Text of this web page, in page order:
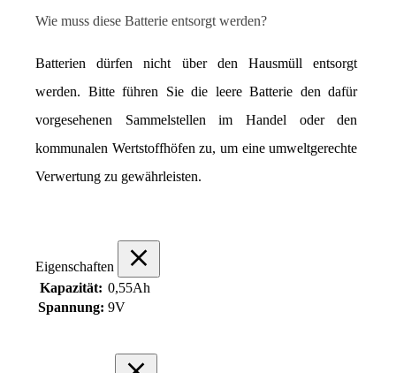
Wie muss diese Batterie entsorgt werden?
Batterien dürfen nicht über den Hausmüll entsorgt
werden. Bitte führen Sie die leere Batterie den dafür
vorgesehenen Sammelstellen im Handel oder den
kommunalen Wertstoffhöfen zu, um eine umweltgerechte
Verwertung zu gewährleisten.
Eigenschaften
Kapazität: 0,55Ah
Spannung: 9V